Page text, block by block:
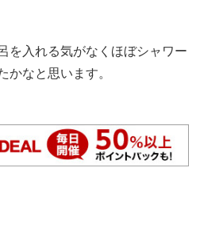
を入れる気がなくほぼシャワー
かなと思います。